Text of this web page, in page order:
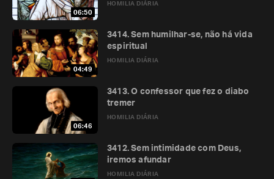
06:50
HOMILIA DIÁRIA
04:49
HOMILIA DIÁRIA
3414. Sem humilhar-se, não há vida
espiritual
06:46
HOMILIA DIÁRIA
3413. O confessor que fez o diabo
tremer
HOMILIA DIÁRIA
3412. Sem intimidade com Deus,
iremos afundar